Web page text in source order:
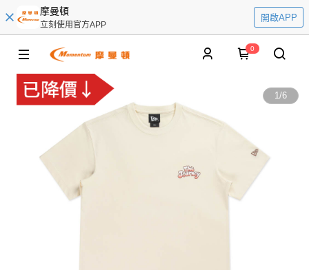
摩曼頓
立刻使用官方APP
開啟APP
0
1/6